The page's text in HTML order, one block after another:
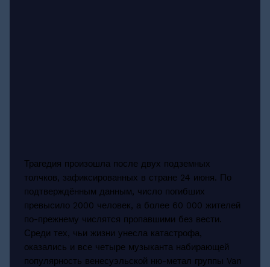
Трагедия произошла после двух подземных
толчков, зафиксированных в стране 24 июня. По
подтверждённым данным, число погибших
превысило 2000 человек, а более 60 000 жителей
по-прежнему числятся пропавшими без вести.
Среди тех, чьи жизни унесла катастрофа,
оказались и все четыре музыканта набирающей
популярность венесуэльской ню-метал группы Van